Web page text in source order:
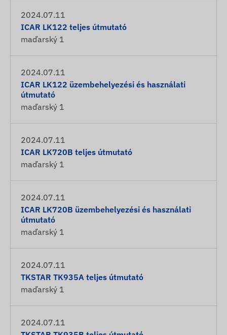
2024.07.11
ICAR LK122 teljes útmutató
maďarský 1
2024.07.11
ICAR LK122 üzembehelyezési és használati
útmutató
maďarský 1
2024.07.11
ICAR LK720B teljes útmutató
maďarský 1
2024.07.11
ICAR LK720B üzembehelyezési és használati
útmutató
maďarský 1
2024.07.11
TKSTAR TK935A teljes útmutató
maďarský 1
2024.07.11